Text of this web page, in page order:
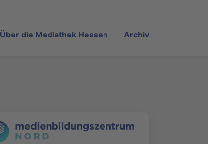
Über die Mediathek Hessen Archiv